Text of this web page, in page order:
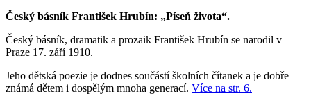
Český básník František Hrubín: „Píseň života“.
Český básník, dramatik a prozaik František Hrubín se narodil v
Praze 17. září 1910.
Jeho dětská poezie je dodnes součástí školních čítanek a je dobře
známá dětem i dospělým mnoha generací. Více na str. 6.